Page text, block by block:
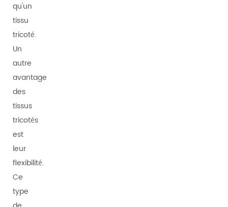
qu'un
tissu
tricoté.
Un
autre
avantage
des
tissus
tricotés
est
leur
flexibilité.
Ce
type